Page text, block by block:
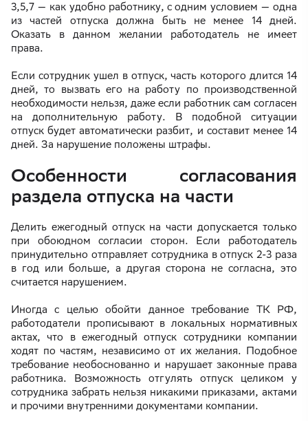
3,5,7 — как удобно работнику, с одним условием — одна
из частей отпуска должна быть не менее 14 дней.
Оказать в данном желании работодатель не имеет
права.
Если сотрудник ушел в отпуск, часть которого длится 14
дней, то вызвать его на работу по производственной
необходимости нельзя, даже если работник сам согласен
на дополнительную работу. В подобной ситуации
отпуск будет автоматически разбит, и составит менее 14
дней. За нарушение положены штрафы.
Особенности согласования
раздела отпуска на части
Делить ежегодный отпуск на части допускается только
при обоюдном согласии сторон. Если работодатель
принудительно отправляет сотрудника в отпуск 2-3 раза
в год или больше, а другая сторона не согласна, это
считается нарушением.
Иногда с целью обойти данное требование ТК РФ,
работодатели прописывают в локальных нормативных
актах, что в ежегодный отпуск сотрудники компании
ходят по частям, независимо от их желания. Подобное
требование необоснованно и нарушает законные права
работника. Возможность отгулять отпуск целиком у
сотрудника забрать нельзя никакими приказами, актами
и прочими внутренними документами компании.